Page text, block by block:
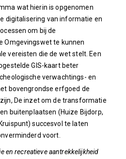
wat hierin is opgenomen
digitalisering van informatie en
om bij de
Omgevingswet te kunnen
vereisten die de wet stelt. Een
GIS-kaart beter
verwachtings- en
bovengrondse erfgoed de
De inzet om de transformatie
buitenplaatsen (Huize Bijdorp,
succesvol te laten
voort.
en recreatieve aantrekkelijkheid